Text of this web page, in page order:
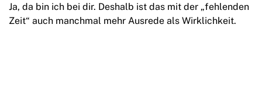
Ja, da bin ich bei dir. Deshalb ist das mit der „fehlenden
Zeit“ auch manchmal mehr Ausrede als Wirklichkeit.